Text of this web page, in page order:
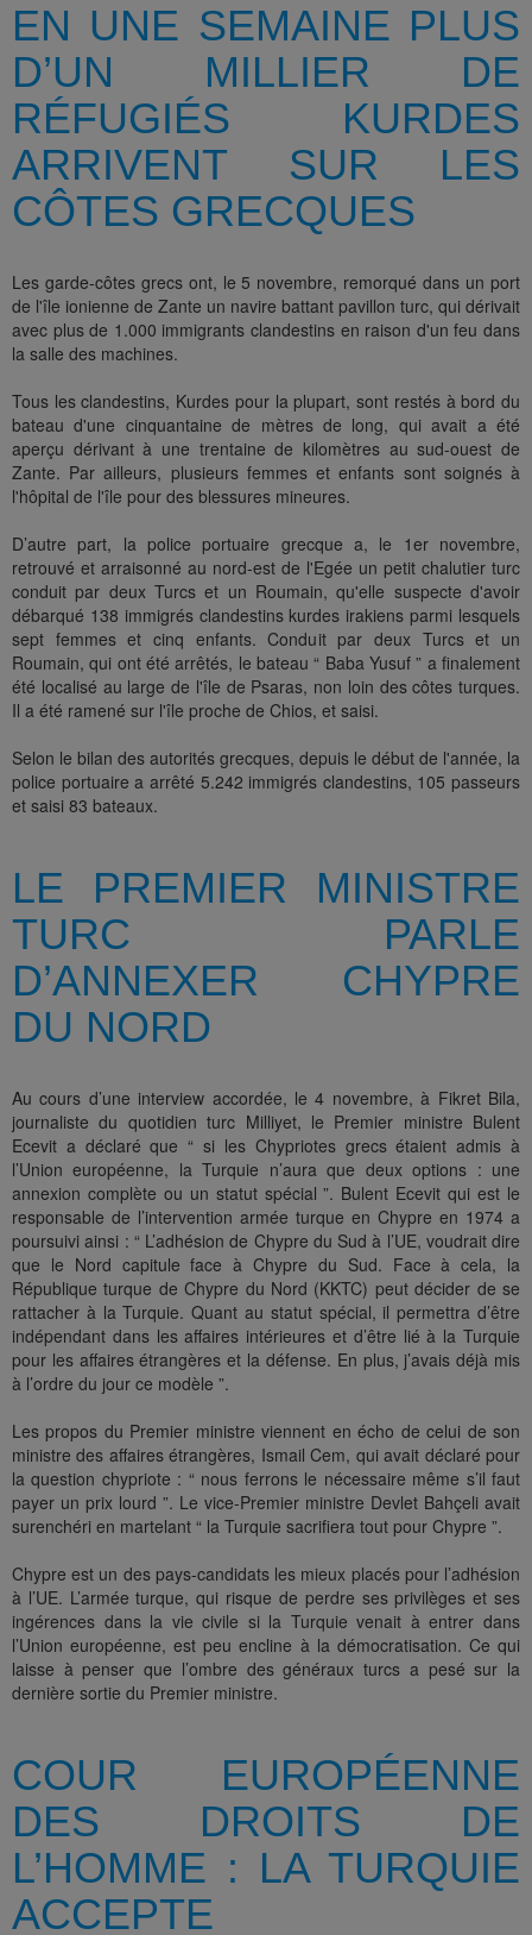
EN UNE SEMAINE PLUS
D’UN MILLIER DE
RÉFUGIÉS KURDES
ARRIVENT SUR LES
CÔTES GRECQUES
Les garde-côtes grecs ont, le 5 novembre, remorqué dans un port
de l'île ionienne de Zante un navire battant pavillon turc, qui dérivait
avec plus de 1.000 immigrants clandestins en raison d'un feu dans
la salle des machines.
Tous les clandestins, Kurdes pour la plupart, sont restés à bord du
bateau d'une cinquantaine de mètres de long, qui avait a été
aperçu dérivant à une trentaine de kilomètres au sud-ouest de
Zante. Par ailleurs, plusieurs femmes et enfants sont soignés à
l'hôpital de l'île pour des blessures mineures.
D’autre part, la police portuaire grecque a, le 1er novembre,
retrouvé et arraisonné au nord-est de l'Egée un petit chalutier turc
conduit par deux Turcs et un Roumain, qu'elle suspecte d'avoir
débarqué 138 immigrés clandestins kurdes irakiens parmi lesquels
sept femmes et cinq enfants. Conduit par deux Turcs et un
Roumain, qui ont été arrêtés, le bateau “ Baba Yusuf ” a finalement
été localisé au large de l'île de Psaras, non loin des côtes turques.
Il a été ramené sur l'île proche de Chios, et saisi.
Selon le bilan des autorités grecques, depuis le début de l'année, la
police portuaire a arrêté 5.242 immigrés clandestins, 105 passeurs
et saisi 83 bateaux.
LE PREMIER MINISTRE
TURC PARLE
D’ANNEXER CHYPRE
DU NORD
Au cours d’une interview accordée, le 4 novembre, à Fikret Bila,
journaliste du quotidien turc Milliyet, le Premier ministre Bulent
Ecevit a déclaré que “ si les Chypriotes grecs étaient admis à
l’Union européenne, la Turquie n’aura que deux options : une
annexion complète ou un statut spécial ”. Bulent Ecevit qui est le
responsable de l’intervention armée turque en Chypre en 1974 a
poursuivi ainsi : “ L’adhésion de Chypre du Sud à l’UE, voudrait dire
que le Nord capitule face à Chypre du Sud. Face à cela, la
République turque de Chypre du Nord (KKTC) peut décider de se
rattacher à la Turquie. Quant au statut spécial, il permettra d’être
indépendant dans les affaires intérieures et d’être lié à la Turquie
pour les affaires étrangères et la défense. En plus, j’avais déjà mis
à l’ordre du jour ce modèle ”.
Les propos du Premier ministre viennent en écho de celui de son
ministre des affaires étrangères, Ismail Cem, qui avait déclaré pour
la question chypriote : “ nous ferrons le nécessaire même s’il faut
payer un prix lourd ”. Le vice-Premier ministre Devlet Bahçeli avait
surenchéri en martelant “ la Turquie sacrifiera tout pour Chypre ”.
Chypre est un des pays-candidats les mieux placés pour l’adhésion
à l’UE. L’armée turque, qui risque de perdre ses privilèges et ses
ingérences dans la vie civile si la Turquie venait à entrer dans
l’Union européenne, est peu encline à la démocratisation. Ce qui
laisse à penser que l’ombre des généraux turcs a pesé sur la
dernière sortie du Premier ministre.
COUR EUROPÉENNE
DES DROITS DE
L’HOMME : LA TURQUIE
ACCEPTE